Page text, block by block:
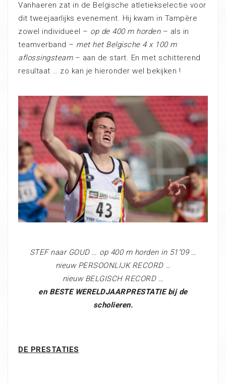
Vanhaeren zat in de Belgische atletiekselectie voor
dit tweejaarlijks evenement. Hij kwam in Tampère
zowel individueel – op de 400 m horden – als in
teamverband – met het Belgische 4 x 100 m
aflossingsteam – aan de start. En met schitterend
resultaat … zo kan je hieronder wel bekijken !
STEF naar GOUD … op 400 m horden in 51″09 …
nieuw PERSOONLIJK RECORD …
nieuw BELGISCH RECORD …
en BESTE WERELDJAARPRESTATIE bij de
scholieren.
DE PRESTATIES